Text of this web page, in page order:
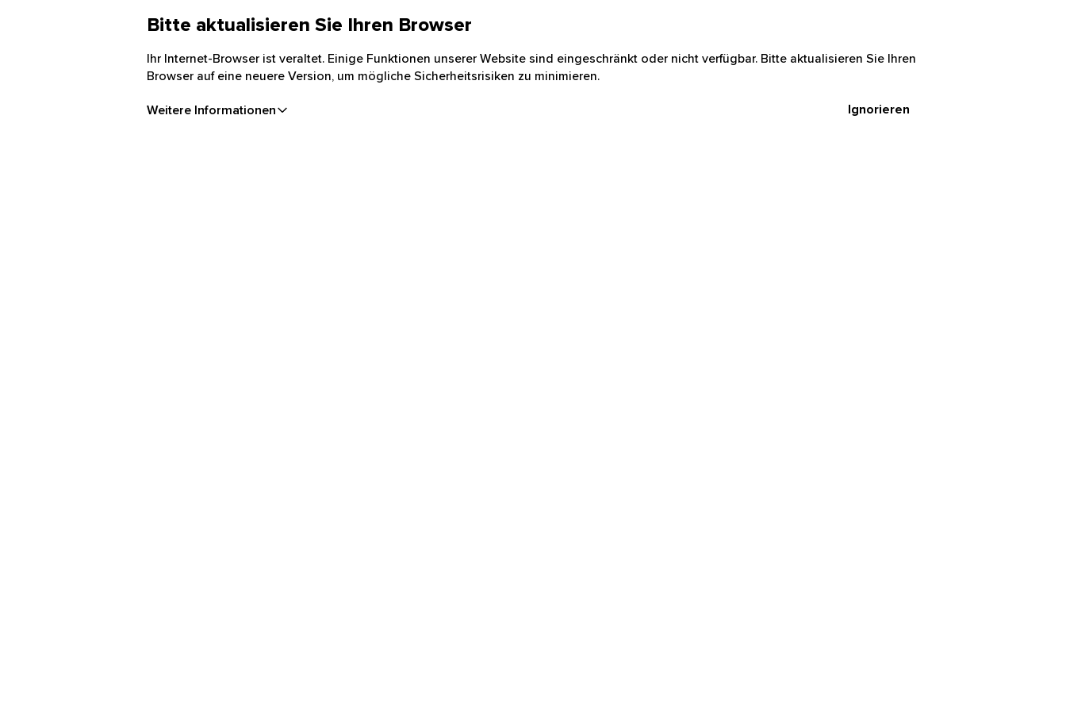
Bitte aktualisieren Sie Ihren Browser
Ihr Internet-Browser ist veraltet. Einige Funktionen unserer Website sind eingeschränkt oder nicht verfügbar. Bitte aktualisieren Sie Ihren
Browser auf eine neuere Version, um mögliche Sicherheitsrisiken zu minimieren.
Weitere Informationen Ignorieren